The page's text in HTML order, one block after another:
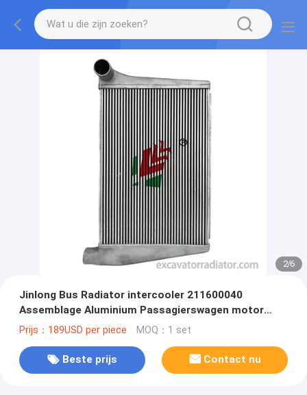
2/6
Jinlong Bus Radiator intercooler 211600040
Assemblage Aluminium Passagierswagen motor
koelsysteem water Tank voor bus
Prijs：189USD per piece MOQ：1 set
Beste prijs Contact nu